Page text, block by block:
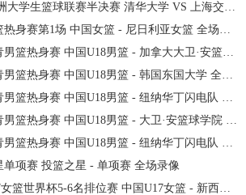
生篮球联赛半决赛 清华大学 VS 上海交通大学 全场录像
身赛第1场 中国女篮 - 尼日利亚女篮 全场录像
身赛 中国U18男篮 - 加拿大大卫·安篮球学院 全场录像
篮热身赛 中国U18男篮 - 韩国东国大学 全场录像
热身赛 中国U18男篮 - 纽纳华丁闪电队 全场录像
热身赛 中国U18男篮 - 大卫·安篮球学院 全场录像
热身赛 中国U18男篮 - 纽纳华丁闪电队 全场录像
单项赛 投篮之星 - 单项赛 全场录像
界杯5-6名排位赛 中国U17女篮 - 新西兰U17女篮 全场录像